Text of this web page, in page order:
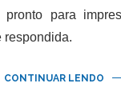
pronto para
respondida.
CONTINUAR LENDO